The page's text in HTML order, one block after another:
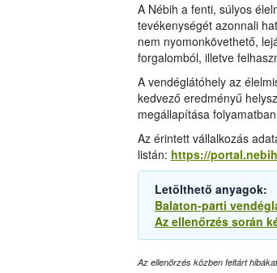
A Nébih a fenti, súlyos
tevékenységét azonnali
nem nyomonkövethető,
forgalomból, illetve
A vendéglátóhely az
kedvező eredményű
megállapítása
Az érintett vállalkozás
listán: https://
Letölthető anyagok:
Balaton-parti
Az ellenőrzés során
Az ellenőrzés közben feltárt